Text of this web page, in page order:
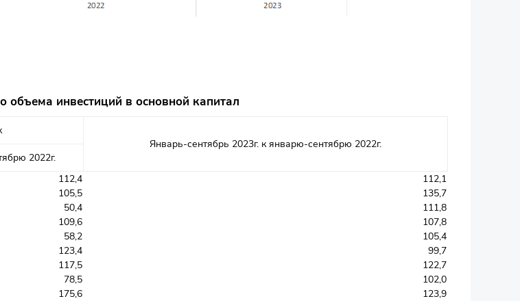
объема инвестиций в основной капитал
Январь-сентябрь 2023г. к январю-сентябрю 2022г.
2022г.
112,4
112,1
105,5
135,7
50,4
111,8
109,6
107,8
58,2
105,4
123,4
99,7
117,5
122,7
78,5
102,0
175,6
123,9